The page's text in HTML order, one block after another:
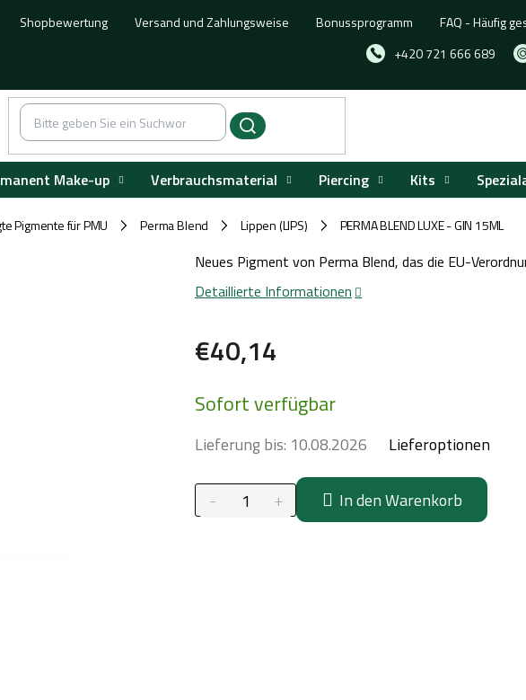
+420 721 666 689
Shopbewertung Versand und Zahlungsweise Bonussprogramm FAQ - Häufig
Make-up Verbrauchsmaterial Piercing Kits
Pigmente für PMU / Perma Blend / Lippen (LIPS) / PERMA BLEND LUXE - GIN 15ML
€40,14
Sofort verfügbar
Lieferung bis: 10.08.2026 Lieferoptionen
In den Warenkorb
Neues Pigment von Perma Blend, das die EU-
Detaillierte Informationen